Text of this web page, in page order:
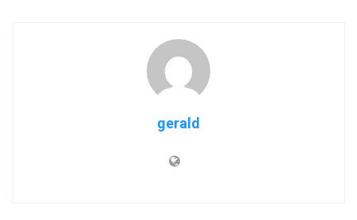
gerald